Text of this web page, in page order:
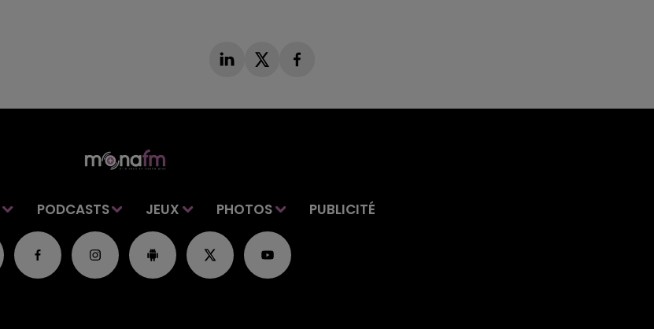
PODCASTS JEUX PHOTOS PUBLICITÉ